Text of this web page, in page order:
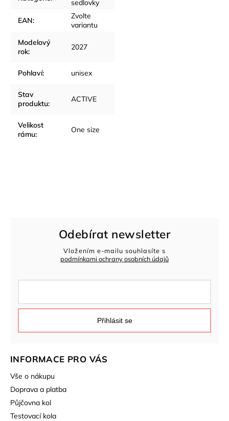
sedlovky
EAN:
Zvolte
variantu
Modelový
rok: 2027
Pohlaví: unisex
Stav
produktu: ACTIVE
Velikost
rámu: One size
INFORMACE PRO VÁS
Vše o nákupu
Doprava a platba
Půjčovna kol
Testovací kola
Odebírat newsletter
Vložením e-mailu souhlasíte s
podmínkami ochrany osobních údajů
Přihlásit se